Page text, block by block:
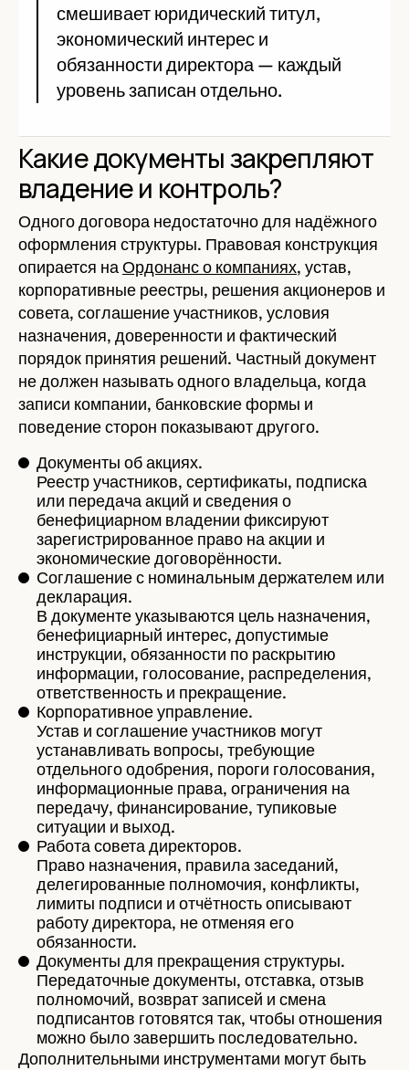
смешивает юридический титул,
экономический интерес и
обязанности директора — каждый
уровень записан отдельно.
Какие документы закрепляют
владение и контроль?
Одного договора недостаточно для надёжного
оформления структуры. Правовая конструкция
опирается наОрдонанс о компаниях, устав,
корпоративные реестры, решения акционеров и
совета, соглашение участников, условия
назначения, доверенности и фактический
порядок принятия решений. Частный документ
не должен называть одного владельца, когда
записи компании, банковские формы и
поведение сторон показывают другого.
Документы об акциях.
Реестр участников, сертификаты, подписка
или передача акций и сведения о
бенефициарном владении фиксируют
зарегистрированное право на акции и
экономические договорённости.
Соглашение с номинальным держателем или
декларация.
В документе указываются цель назначения,
бенефициарный интерес, допустимые
инструкции, обязанности по раскрытию
информации, голосование, распределения,
ответственность и прекращение.
Корпоративное управление.
Устав и соглашение участников могут
устанавливать вопросы, требующие
отдельного одобрения, пороги голосования,
информационные права, ограничения на
передачу, финансирование, тупиковые
ситуации и выход.
Работа совета директоров.
Право назначения, правила заседаний,
делегированные полномочия, конфликты,
лимиты подписи и отчётность описывают
работу директора, не отменяя его
обязанности.
Документы для прекращения структуры.
Передаточные документы, отставка, отзыв
полномочий, возврат записей и смена
подписантов готовятся так, чтобы отношения
можно было завершить последовательно.
Дополнительными инструментами могут быть